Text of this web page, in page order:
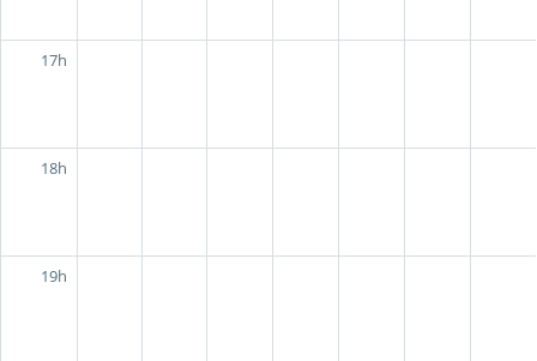
17h
18h
19h